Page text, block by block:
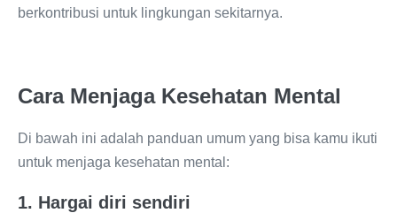
berkontribusi untuk lingkungan sekitarnya.
Cara Menjaga Kesehatan Mental
Di bawah ini adalah panduan umum yang bisa kamu ikuti
untuk menjaga kesehatan mental:
1. Hargai diri sendiri